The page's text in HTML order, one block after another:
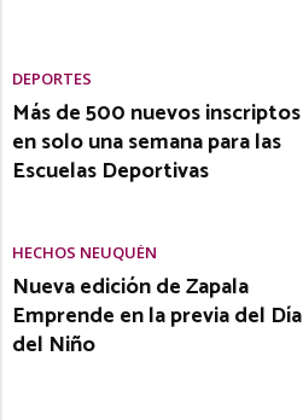
DEPORTES
Más de 500 nuevos inscriptos
en solo una semana para las
Escuelas Deportivas
HECHOS NEUQUÉN
Nueva edición de Zapala
Emprende en la previa del Día
del Niño